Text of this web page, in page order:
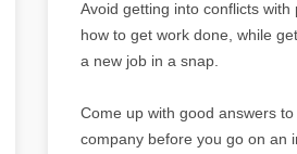
Avoid getting into conflicts
how to get work done, while
a new job in a snap.
Come up with good answers
company before you go on an